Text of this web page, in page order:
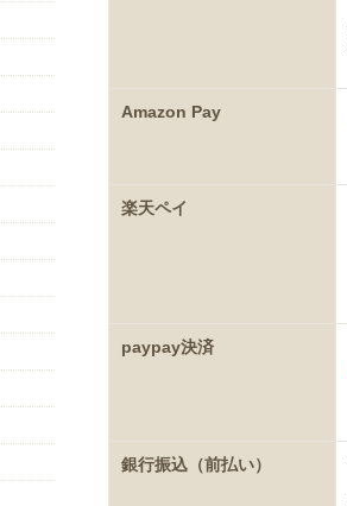
Amazon Pay
楽天ペイ
paypay決済
銀行振込（前払い）